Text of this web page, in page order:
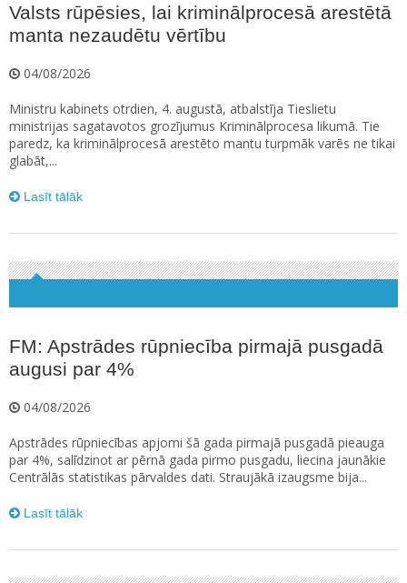
Valsts rūpēsies, lai kriminālprocesā arestētā
manta nezaudētu vērtību
04/08/2026
Ministru kabinets otrdien, 4. augustā, atbalstīja Tieslietu
ministrijas sagatavotos grozījumus Kriminālprocesa likumā. Tie
paredz, ka kriminālprocesā arestēto mantu turpmāk varēs ne tikai
glabāt,...
Lasīt tālāk
FM: Apstrādes rūpniecība pirmajā pusgadā
augusi par 4%
04/08/2026
Apstrādes rūpniecības apjomi šā gada pirmajā pusgadā pieauga
par 4%, salīdzinot ar pērnā gada pirmo pusgadu, liecina jaunākie
Centrālās statistikas pārvaldes dati. Straujākā izaugsme bija...
Lasīt tālāk